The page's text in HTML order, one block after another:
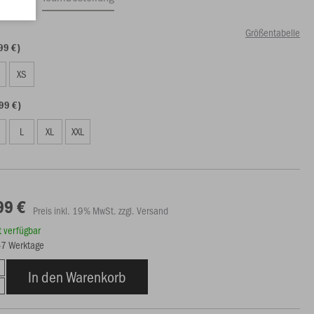
Größentabelle
€)
XS
€)
L XL XXL
€ Preis inkl. 19% MwSt. zzgl. Versand
verfügbar
Werktage
In den Warenkorb